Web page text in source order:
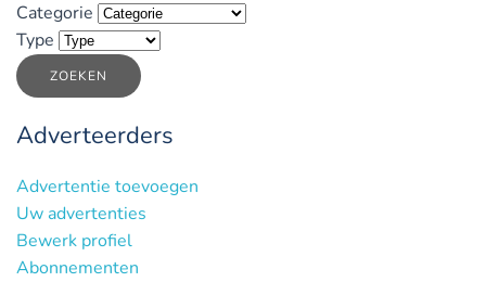
Categorie
Type
ZOEKEN
Adverteerders
Advertentie toevoegen
Uw advertenties
Bewerk profiel
Abonnementen